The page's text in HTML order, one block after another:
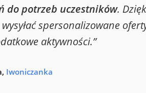
do potrzeb uczestników.
spersonalizowane
aktywności.”
, Iwoniczanka